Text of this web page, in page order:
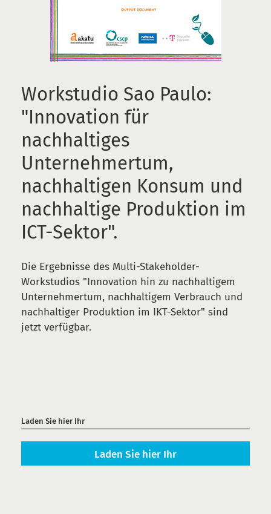
Workstudio Sao Paulo:
"Innovation für
nachhaltiges
Unternehmertum,
nachhaltigen Konsum und
nachhaltige Produktion im
ICT-Sektor".
Die Ergebnisse des Multi-Stakeholder-
Workstudios "Innovation hin zu nachhaltigem
Unternehmertum, nachhaltigem Verbrauch und
nachhaltiger Produktion im IKT-Sektor" sind
jetzt verfügbar.
Laden Sie hier Ihr
Laden Sie hier Ihr